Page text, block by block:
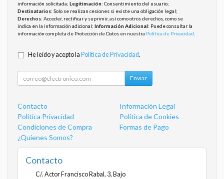
información solicitada; Legitimación: Consentimiento del usuario;
Destinatarios: Solo se realizan cesiones si existe una obligación legal;
Derechos: Acceder, rectificar y suprimir, así como otros derechos, como se
indica en la información adicional; Información Adicional: Puede consultar la
información completa de Protección de Datos en nuestra Política de Privacidad
He leído y acepto la Política de Privacidad.
Enviar
Contacto
Información Legal
Política Privacidad
Política de Cookies
Condiciones de Compra
Formas de Pago
¿Quienes Somos?
Contacto
C/. Actor Francisco Rabal, 3, Bajo